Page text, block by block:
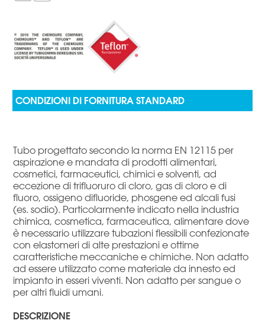
Tubo progettato secondo la norma EN 12115 per
aspirazione e mandata di prodotti alimentari,
cosmetici, farmaceutici, chimici e solventi, ad
eccezione di trifluoruro di cloro, gas di cloro e di
fluoro, ossigeno difluoride, phosgene ed alcali fusi
(es. sodio). Particolarmente indicato nella industria
chimica, cosmetica, farmaceutica, alimentare dove
è necessario utilizzare tubazioni flessibili confezionate
con elastomeri di alte prestazioni e ottime
caratteristiche meccaniche e chimiche. Non adatto
ad essere utilizzato come materiale da innesto ed
impianto in esseri viventi. Non adatto per sangue o
per altri fluidi umani.
DESCRIZIONE